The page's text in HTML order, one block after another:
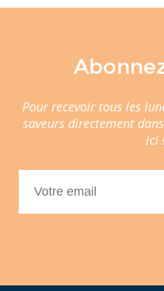
Pour recevoir tous les
saveurs directement
ici